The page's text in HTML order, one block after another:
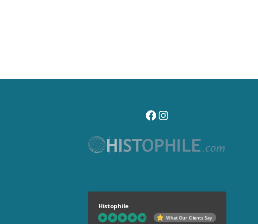
visitez notre page facebook
suivez notre compte
Histophile
What Our Clients Say